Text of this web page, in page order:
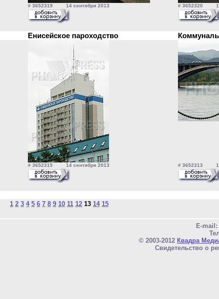
# 3652319 14 сентября 2013 # 3652320 14
Енисейское пароходство
# 3652315 14 сентября 2013 # 3652313 14
1 2 3 4 5 6 7 8 9 10 11 12 13 14 15
E-mail:
© 2003-2012 Квадра
Свидетельство о